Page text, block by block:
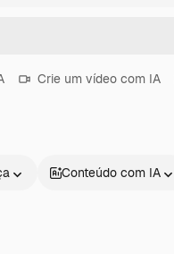
Crie um vídeo com IA
Conteúdo com IA